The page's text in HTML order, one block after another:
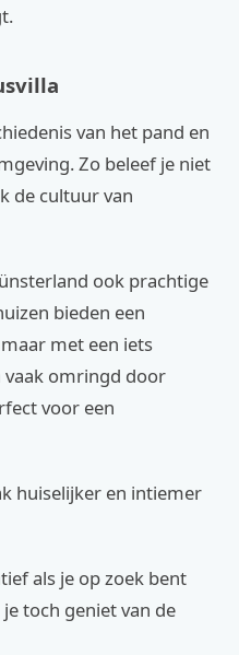
van het pand en
Zo beleef je niet
de cultuur van
ook prachtige
bieden een
met een iets
vaak omringd door
voor een
huiselijker en intiemer
als je op zoek bent
toch geniet van de